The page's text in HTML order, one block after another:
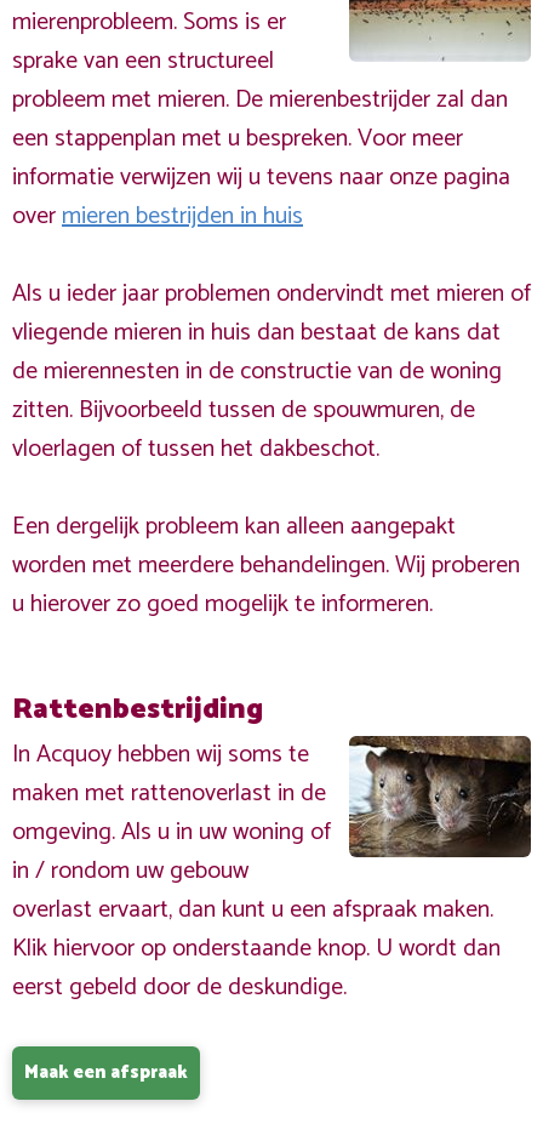
mierenprobleem. Soms is er
sprake van een structureel
probleem met mieren. De mierenbestrijder zal dan
een stappenplan met u bespreken. Voor meer
informatie verwijzen wij u tevens naar onze pagina
overmieren bestrijden in huis
Als u ieder jaar problemen ondervindt met mieren of
vliegende mieren in huis dan bestaat de kans dat
de mierennesten in de constructie van de woning
zitten. Bijvoorbeeld tussen de spouwmuren, de
vloerlagen of tussen het dakbeschot.
Een dergelijk probleem kan alleen aangepakt
worden met meerdere behandelingen. Wij proberen
u hierover zo goed mogelijk te informeren.
Rattenbestrijding
In Acquoy hebben wij soms te
maken met rattenoverlast in de
omgeving. Als u in uw woning of
in / rondom uw gebouw
overlast ervaart, dan kunt u een afspraak maken.
Klik hiervoor op onderstaande knop. U wordt dan
eerst gebeld door de deskundige.
Maak een afspraak